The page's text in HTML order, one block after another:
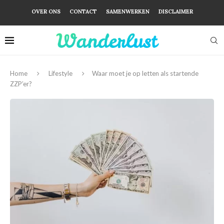
OVER ONS CONTACT SAMENWERKEN DISCLAIMER
Home Lifestyle
Waar moet je op letten als startende
ZZP’er?